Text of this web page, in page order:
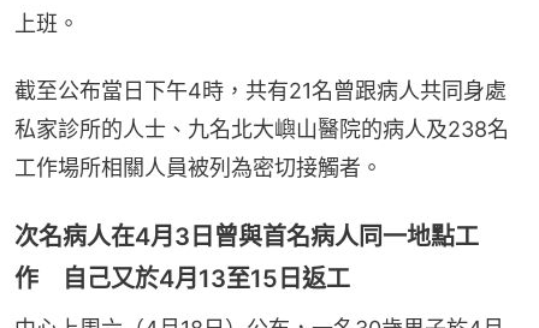
上班。
截至公布當日下午4時，共有21名曾跟病人共同身處
私家診所的人士、九名北大嶼山醫院的病人及238名
工作場所相關人員被列為密切接觸者。
次名病人在4月3日曾與首名病人同一地點工
作 自己又於4月13至15日返工